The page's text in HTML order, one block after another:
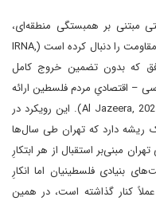
مبتنی بر همبستگی منطقه‌ای،
پشتیبانی از گروه‌های مقاومت و تأکید بر حق مقاومت را دنبال کرده است (IRNA,
که بدون تضمین خروج کامل
– اقتصادیِ مردم فلسطین ارائه
شود، نه‌تنها بی‌اثر بلکه بالقوه مخرب است (Al Jazeera, 2025). این رویکرد در
ریشه دارد که تهران طی سال‌ها
مبنی‌بر استقبال از هر ابتکارِ
بنیادی فلسطینیان اما انکارِ
کنار گذاشته است، در همین